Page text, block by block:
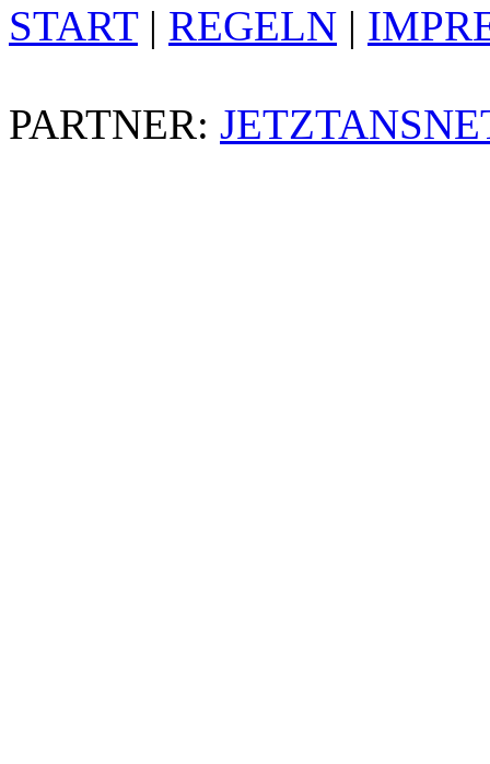
START| REGELN |
PARTNER: